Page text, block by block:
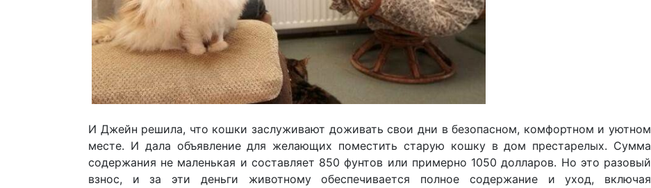
И Джейн решила, что кошки заслуживают доживать свои дни в безопасном, комфортном и уютном
месте. И дала объявление для желающих поместить старую кошку в дом престарелых. Сумма
содержания не маленькая и составляет 850 фунтов или примерно 1050 долларов. Но это разовый
взнос, и за эти деньги животному обеспечивается полное содержание и уход, включая